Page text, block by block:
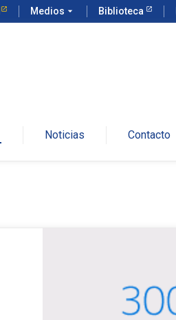
Medios arrow_drop_down Biblioteca
Noticias Contacto